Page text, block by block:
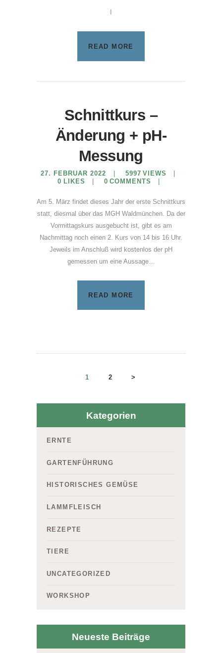
READ MORE
Schnittkurs –
Änderung + pH-
Messung
27. FEBRUAR 2022 5997 VIEWS
0 LIKES 0 COMMENTS
Am 5. März findet dieses Jahr der erste Schnittkurs
statt, diesmal über das MGH Waldmünchen. Da der
Vormittagskurs ausgebucht ist, gibt es am
Nachmittag noch einen 2. Kurs von 14 bis 16 Uhr.
Jeweils im Anschluß wird kostenlos der pH
gemessen um eine Aussage…
READ MORE
der
Beiträge
PAGE
1 PAGE
2 >
Kategorien
ERNTE
GARTENFÜHRUNG
HISTORISCHES GEMÜSE
LAMMFLEISCH
REZEPTE
TIERE
UNCATEGORIZED
WORKSHOP
Neueste Beiträge